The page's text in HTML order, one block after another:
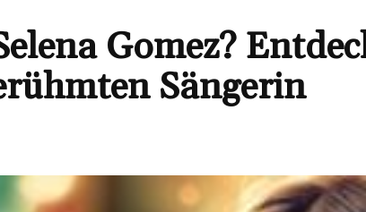
Gomez?
Sängerin